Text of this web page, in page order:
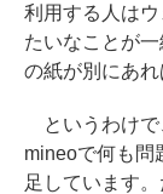
利用する人は
たいなことが
の紙が別にあれ
というわけで
mineoで何も問
足しています